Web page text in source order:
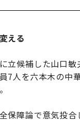
える
立候補した山口
7人を六本木の中
保障論で意気投